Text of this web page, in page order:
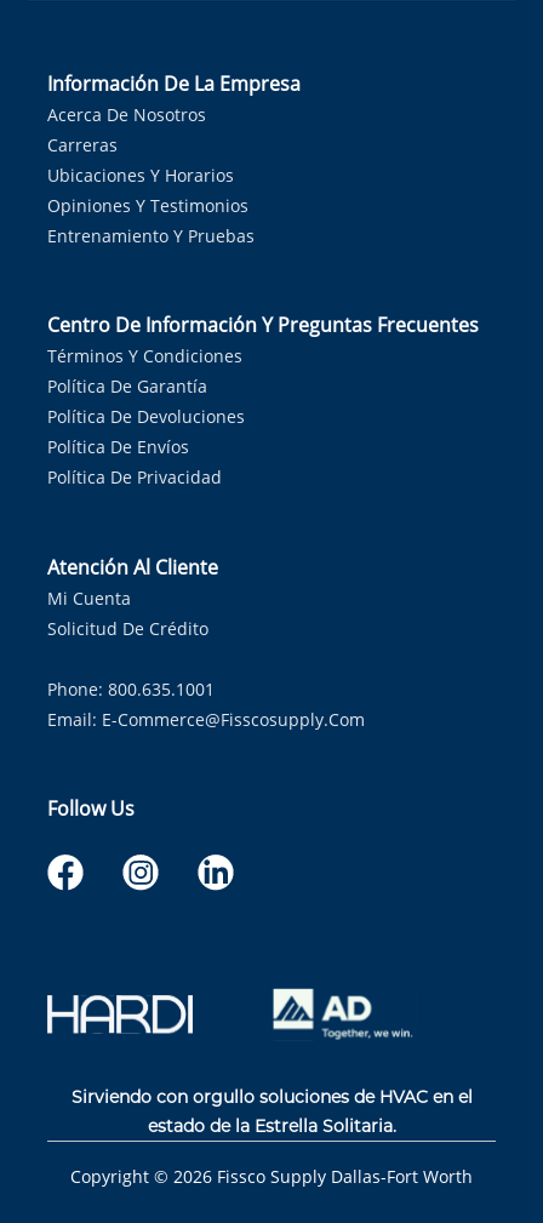
Información De La Empresa
Acerca De Nosotros
Carreras
Ubicaciones Y Horarios
Opiniones Y Testimonios
Entrenamiento Y Pruebas
Centro De Información Y Preguntas Frecuentes
Términos Y Condiciones
Política De Garantía
Política De Devoluciones
Política De Envíos
Política De Privacidad
Atención Al Cliente
Mi Cuenta
Solicitud De Crédito
Phone: 800.635.1001
Email: E-Commerce@fisscosupply.com
Follow Us
Sirviendo con orgullo soluciones de HVAC en el
estado de la Estrella Solitaria.
Copyright © 2026 Fissco Supply Dallas-Fort Worth